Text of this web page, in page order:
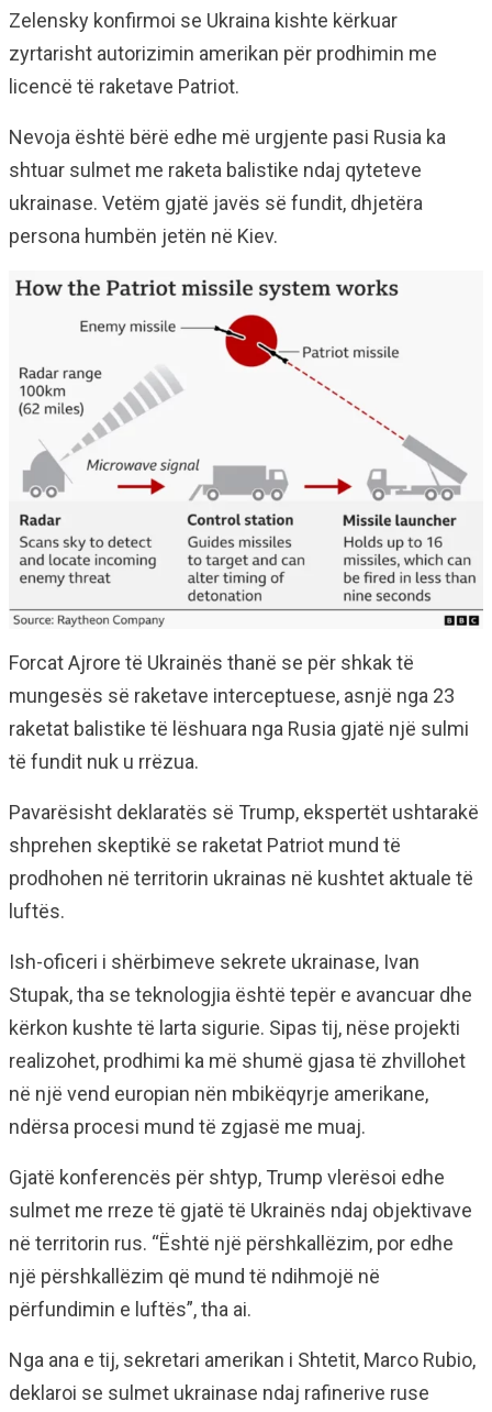
Zelensky konfirmoi se Ukraina kishte kërkuar
zyrtarisht autorizimin amerikan për prodhimin me
licencë të raketave Patriot.
Nevoja është bërë edhe më urgjente pasi Rusia ka
shtuar sulmet me raketa balistike ndaj qyteteve
ukrainase. Vetëm gjatë javës së fundit, dhjetëra
persona humbën jetën në Kiev.
Forcat Ajrore të Ukrainës thanë se për shkak të
mungesës së raketave interceptuese, asnjë nga 23
raketat balistike të lëshuara nga Rusia gjatë një sulmi
të fundit nuk u rrëzua.
Pavarësisht deklaratës së Trump, ekspertët ushtarakë
shprehen skeptikë se raketat Patriot mund të
prodhohen në territorin ukrainas në kushtet aktuale të
luftës.
Ish-oficeri i shërbimeve sekrete ukrainase, Ivan
Stupak, tha se teknologjia është tepër e avancuar dhe
kërkon kushte të larta sigurie. Sipas tij, nëse projekti
realizohet, prodhimi ka më shumë gjasa të zhvillohet
në një vend europian nën mbikëqyrje amerikane,
ndërsa procesi mund të zgjasë me muaj.
Gjatë konferencës për shtyp, Trump vlerësoi edhe
sulmet me rreze të gjatë të Ukrainës ndaj objektivave
në territorin rus. “Është një përshkallëzim, por edhe
një përshkallëzim që mund të ndihmojë në
përfundimin e luftës”, tha ai.
Nga ana e tij, sekretari amerikan i Shtetit, Marco Rubio,
deklaroi se sulmet ukrainase ndaj rafinerive ruse